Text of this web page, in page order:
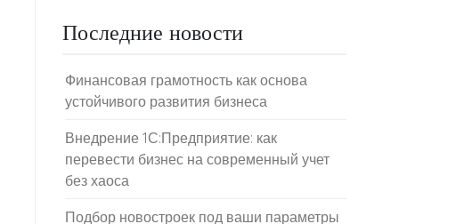
Последние новости
Финансовая грамотность как основа
устойчивого развития бизнеса
Внедрение 1С:Предприятие: как
перевести бизнес на современный учет
без хаоса
Подбор новостроек под ваши параметры